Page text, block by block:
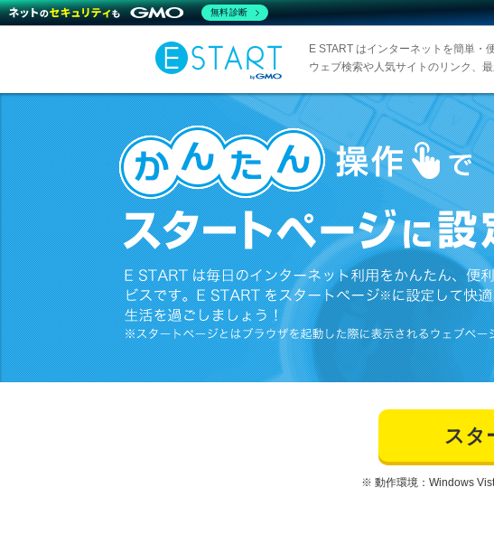
E START はインターネットを簡単・
ウェブ検索や人気サイトのリンク、
スタ
※ 動作環境：Windows
無料診断